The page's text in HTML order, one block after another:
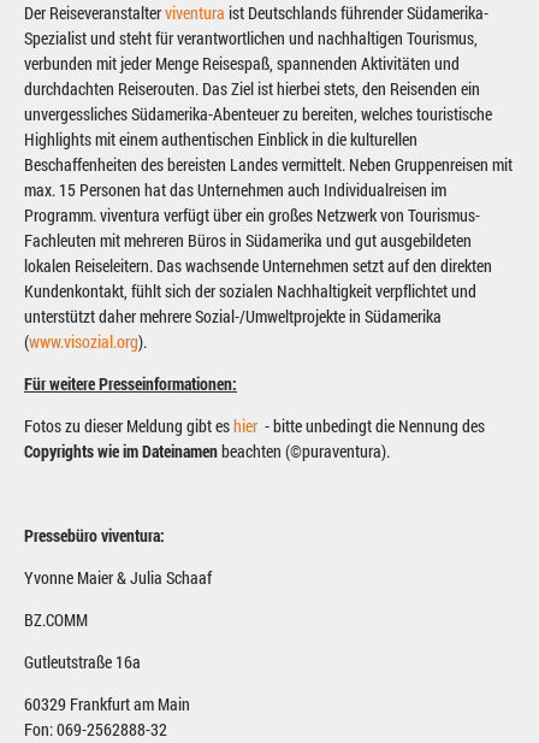
Der Reiseveranstalterviventura ist Deutschlands führender Südamerika-
Spezialist und steht für verantwortlichen und nachhaltigen Tourismus,
verbunden mit jeder Menge Reisespaß, spannenden Aktivitäten und
durchdachten Reiserouten. Das Ziel ist hierbei stets, den Reisenden ein
unvergessliches Südamerika-Abenteuer zu bereiten, welches touristische
Highlights mit einem authentischen Einblick in die kulturellen
Beschaffenheiten des bereisten Landes vermittelt. Neben Gruppenreisen mit
max. 15 Personen hat das Unternehmen auch Individualreisen im
Programm. viventura verfügt über ein großes Netzwerk von Tourismus-
Fachleuten mit mehreren Büros in Südamerika und gut ausgebildeten
lokalen Reiseleitern. Das wachsende Unternehmen setzt auf den direkten
Kundenkontakt, fühlt sich der sozialen Nachhaltigkeit verpflichtet und
unterstützt daher mehrere Sozial-/Umweltprojekte in Südamerika
(www.visozial.org).
Für weitere Presseinformationen:
Fotos zu dieser Meldung gibt eshier - bitte unbedingt die Nennung des
Copyrightswie im Dateinamenbeachten (©puraventura).
Pressebüro viventura:
Yvonne Maier & Julia Schaaf
BZ.COMM
Gutleutstraße 16a
60329 Frankfurt am Main
Fon: 069-2562888-32